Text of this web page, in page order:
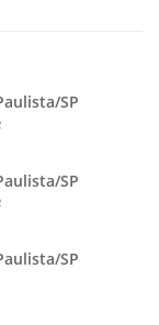
SP
SP
SP